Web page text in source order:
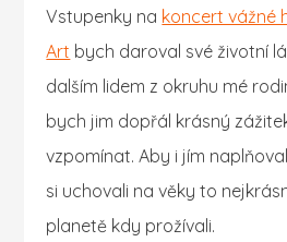
Vstupenky na koncert vážné
Art bych daroval své životní
dalším lidem z okruhu mé
bych jim dopřál krásný
vzpomínat. Aby i jím
si uchovali na věky to
planetě kdy prožívali.